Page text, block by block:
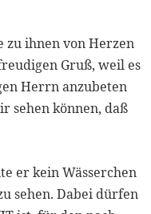
zu ihnen von Herzen
Gruß, weil es
Herrn anzubeten
sehen können, daß
er kein Wässerchen
sehen. Dabei dürfen